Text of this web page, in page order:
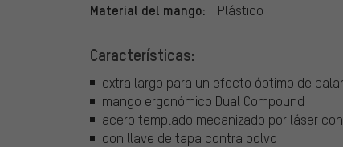
Material del mango: Plástico
Características:
extra largo para un efecto óptimo de
mango ergonómico Dual Compound
acero templado mecanizado por láser
con llave de tapa contra polvo